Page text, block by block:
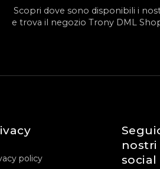
Scopri dove sono disponibili i
e trova il negozio Trony DML
policy
nostri
social